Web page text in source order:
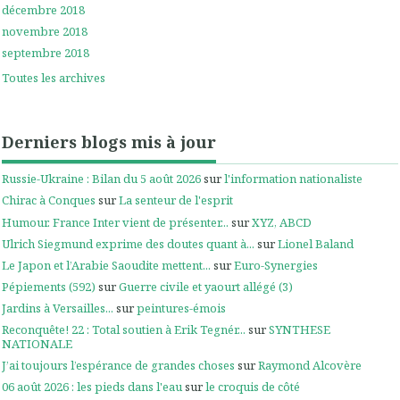
décembre 2018
novembre 2018
septembre 2018
Toutes les archives
Derniers blogs mis à jour
Russie-Ukraine : Bilan du 5 août 2026surl'information nationaliste
Chirac à Conques surLa senteur de l'esprit
Humour. France Inter vient de présenter... surXYZ, ABCD
Ulrich Siegmund exprime des doutes quant à... surLionel Baland
Le Japon et l’Arabie Saoudite mettent... surEuro-Synergies
Pépiements (592) surGuerre civile et yaourt allégé (3)
Jardins à Versailles... surpeintures-émois
Reconquête! 22 : Total soutien à Erik Tegnér... surSYNTHESE
NATIONALE
J’ai toujours l’espérance de grandes choses surRaymond Alcovère
06 août 2026 : les pieds dans l'eausurle croquis de côté